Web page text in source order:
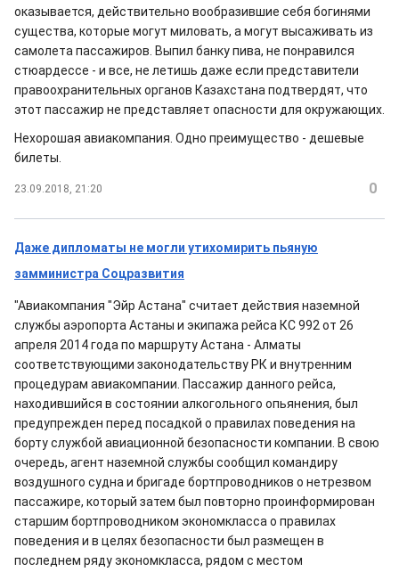
оказывается, действительно вообразившие себя богинями
существа, которые могут миловать, а могут высаживать из
самолета пассажиров. Выпил банку пива, не понравился
стюардессе - и все, не летишь даже если представители
правоохранительных органов Казахстана подтвердят, что
этот пассажир не представляет опасности для окружающих.
Нехорошая авиакомпания. Одно преимущество - дешевые
билеты.
23.09.2018, 21:20 0
Даже дипломаты не могли утихомирить пьяную
замминистра Соцразвития
"Авиакомпания "Эйр Астана" считает действия наземной
службы аэропорта Астаны и экипажа рейса КС 992 от 26
апреля 2014 года по маршруту Астана - Алматы
соответствующими законодательству РК и внутренним
процедурам авиакомпании. Пассажир данного рейса,
находившийся в состоянии алкогольного опьянения, был
предупрежден перед посадкой о правилах поведения на
борту службой авиационной безопасности компании. В свою
очередь, агент наземной службы сообщил командиру
воздушного судна и бригаде бортпроводников о нетрезвом
пассажире, который затем был повторно проинформирован
старшим бортпроводником экономкласса о правилах
поведения и в целях безопасности был размещен в
последнем ряду экономкласса, рядом с местом